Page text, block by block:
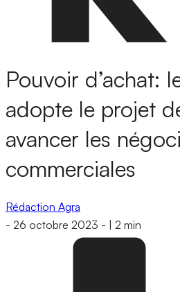
Pouvoir d’achat:
adopte le projet
avancer les
commerciales
Rédaction Agra
- 26 octobre 2023 - 2 min